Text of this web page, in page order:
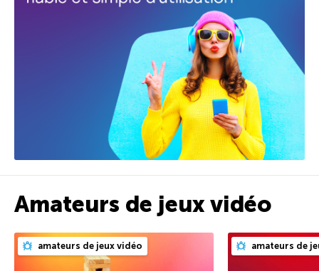
Amateurs de jeux vidéo
amateurs de jeux vidéo amateurs de